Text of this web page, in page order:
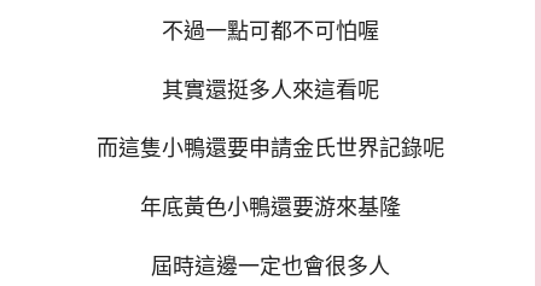
不過一點可都不可怕喔
其實還挺多人來這看呢
而這隻小鴨還要申請金氏世界記錄呢
年底黃色小鴨還要游來基隆
屆時這邊一定也會很多人